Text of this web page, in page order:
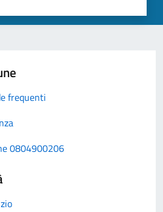
frequenti
0804900206